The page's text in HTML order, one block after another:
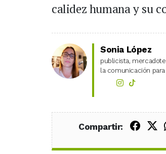
calidez humana y su
Sonia López
publicista,
la comunicación
Compartir: